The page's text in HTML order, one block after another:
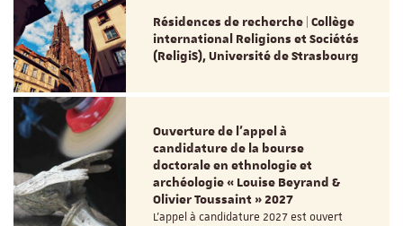
Résidences de recherche | Collège
international Religions et Sociétés
(ReligiS), Université de Strasbourg
Ouverture de l'appel à
candidature de la bourse
doctorale en ethnologie et
archéologie « Louise Beyrand &
Olivier Toussaint » 2027
L’appel à candidature 2027 est ouvert